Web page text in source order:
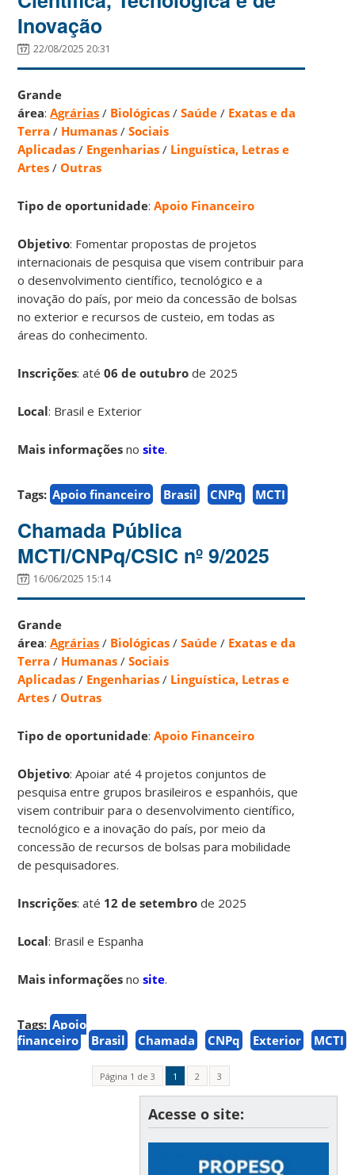
Inovação
22/08/2025 20:31
Grande
área:Agrárias / Biológicas /Saúde / Exatas e da
Terra / Humanas /Sociais
Aplicadas / Engenharias / Linguística, Letras e
Artes /Outras
Tipo de oportunidade:Apoio Financeiro
Objetivo: Fomentar propostas de projetos
internacionais de pesquisa que visem contribuir para
o desenvolvimento científico, tecnológico e a
inovação do país, por meio da concessão de bolsas
no exterior e recursos de custeio, em todas as
áreas do conhecimento.
Inscrições: até06 de outubrode 2025
Local: Brasil e Exterior
Mais informações nosite.
Tags: Apoio financeiro Brasil CNPq MCTI
Chamada Pública
MCTI/CNPq/CSIC nº 9/2025
16/06/2025 15:14
Grande
área:Agrárias / Biológicas /Saúde / Exatas e da
Terra / Humanas /Sociais
Aplicadas / Engenharias / Linguística, Letras e
Artes /Outras
Tipo de oportunidade:Apoio Financeiro
Objetivo: Apoiar até 4 projetos conjuntos de
pesquisa entre grupos brasileiros e espanhóis, que
visem contribuir para o desenvolvimento científico,
tecnológico e a inovação do país, por meio da
concessão de recursos de bolsas para mobilidade
de pesquisadores.
Inscrições: até 12 de setembrode 2025
Local: Brasil e Espanha
Mais informações nosite.
Tags: Apoio
financeiro
Brasil Chamada CNPq Exterior MCTI
Página 1 de 3 1 2 3
Acesse o site: